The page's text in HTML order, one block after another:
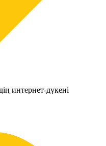
интернет-дүкені